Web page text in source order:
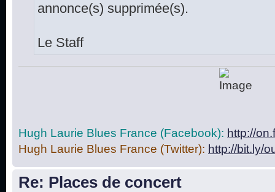
annonce(s) supprimée(s).
Le Staff
Hugh Laurie Blues France (Facebook): http://
Hugh Laurie Blues France (Twitter): http://bit.ly/
Re: Places de concert